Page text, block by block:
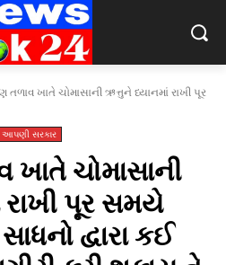
તળાવ ખાતે ચોમાસાની ઋત્તુને ધ્યાનમાં રાખી પૂર
આપણી સરકાર
ચોમાસાની
રાખી પૂર સમયે
દ્વારા કઈ